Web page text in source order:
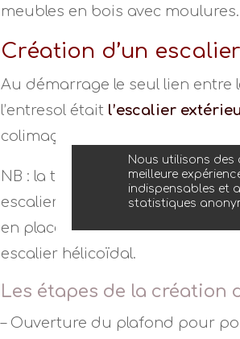
meubles en bois avec moulures.
Création d’un
Au démarrage le seul lien entre
l’entresol était l’escalier
colimaçon en béton en utilisant
NB : la trémie est employée
escalier. On distingue alors
en place d’un escalier droit ou
escalier hélicoïdal.
Les étapes de la création
– Ouverture du plafond pour
Nous utilisons
meilleure
indispensables et
statistiques